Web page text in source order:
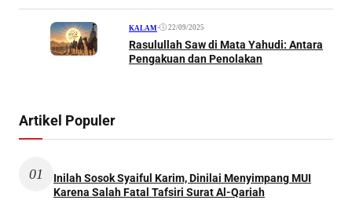
KALAM • 22/09/2025
Rasulullah Saw di Mata Yahudi: Antara
Pengakuan dan Penolakan
Artikel Populer
01
Inilah Sosok Syaiful Karim, Dinilai Menyimpang MUI
Karena Salah Fatal Tafsiri Surat Al-Qariah